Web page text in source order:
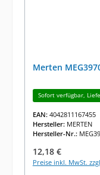
Merten
Sofort verfügbar,
EAN: 4042811167455
Hersteller: MERTEN
Hersteller-Nr.:
Regulärer Preis:
12,18 €
Preise inkl. MwSt.